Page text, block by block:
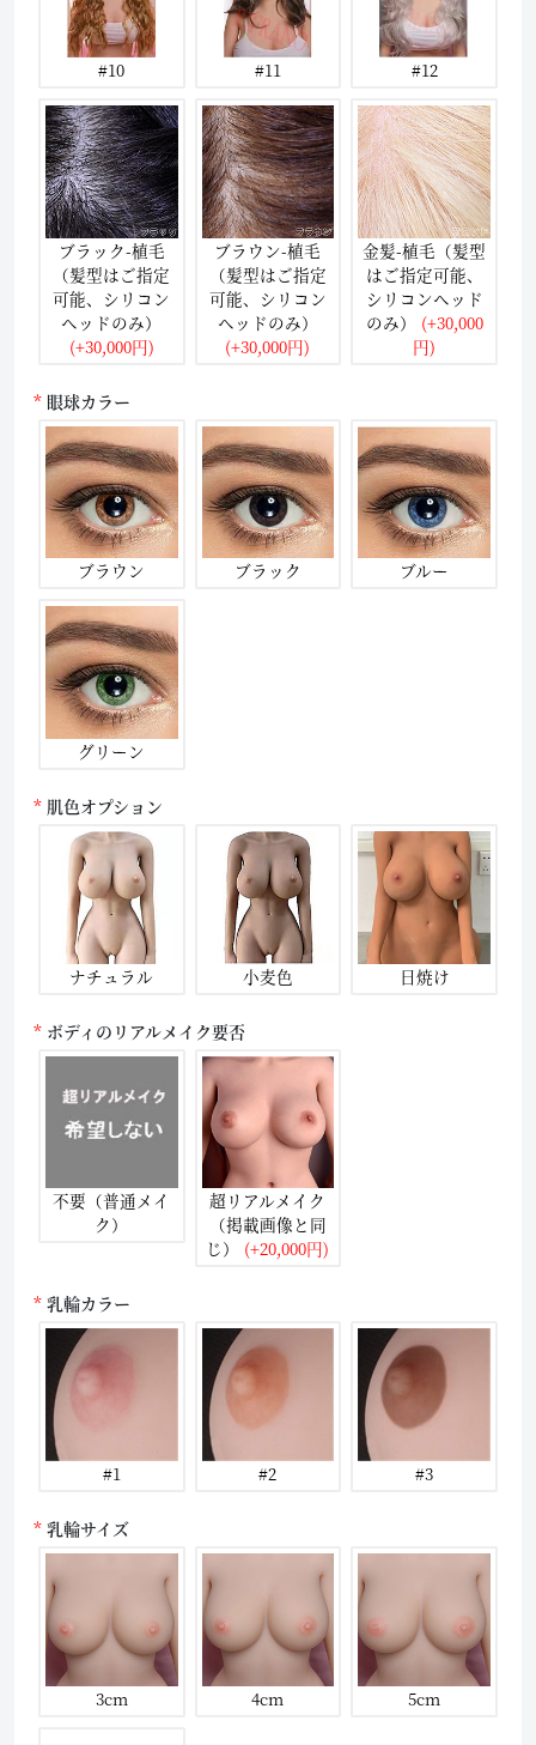
#10 #11 #12
ブラック-植毛
（髪型はご指定
可能、シリコン
ヘッドのみ）
(+30,000円)
ブラウン-植毛
（髪型はご指定
可能、シリコン
ヘッドのみ）
(+30,000円)
金髪-植毛（髪型
はご指定可能、
シリコンヘッド
のみ）
(+30,000
円)
眼球カラー
ブラウン ブラック ブルー
グリーン
肌色オプション
ナチュラル 小麦色 日焼け
ボディのリアルメイク要否
不要（普通メイ
ク）
超リアルメイク
（掲載画像と同
じ）
(+20,000円)
乳輪カラー
#1 #2 #3
乳輪サイズ
3cm 4cm 5cm